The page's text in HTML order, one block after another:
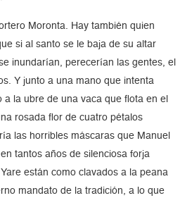
Moronta. Hay también quien
si al santo se le baja de su altar
inundarían, perecerían las gentes, el
Y junto a una mano que intenta
a la ubre de una vaca que flota en el
rosada flor de cuatro pétalos
las horribles máscaras que Manuel
tantos años de silenciosa forja
están como clavados a la peana
mandato de la tradición, a lo que